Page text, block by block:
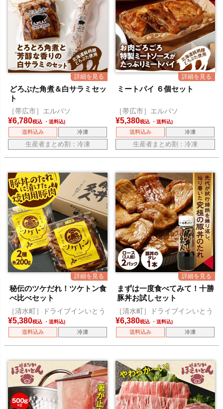
どろぶた角煮＆白サラミセッ
ト
［帯広市］エルパソ
¥6,780税込
送料込み 冷凍
生産者まとめ割：冷凍
ミートパイ ６個セット
［帯広市］エルパソ
¥5,380税込
送料込み 冷凍
生産者まとめ割：冷凍
秘伝のツケだれ！ツケトン食
べ比べセット
［清水町］ドライブインいとう
¥5,380税込
送料込み 冷凍
まずは一度食べてみて！十勝
豚丼お試しセット
［清水町］ドライブインいとう
¥6,380税込
送料込み 冷凍